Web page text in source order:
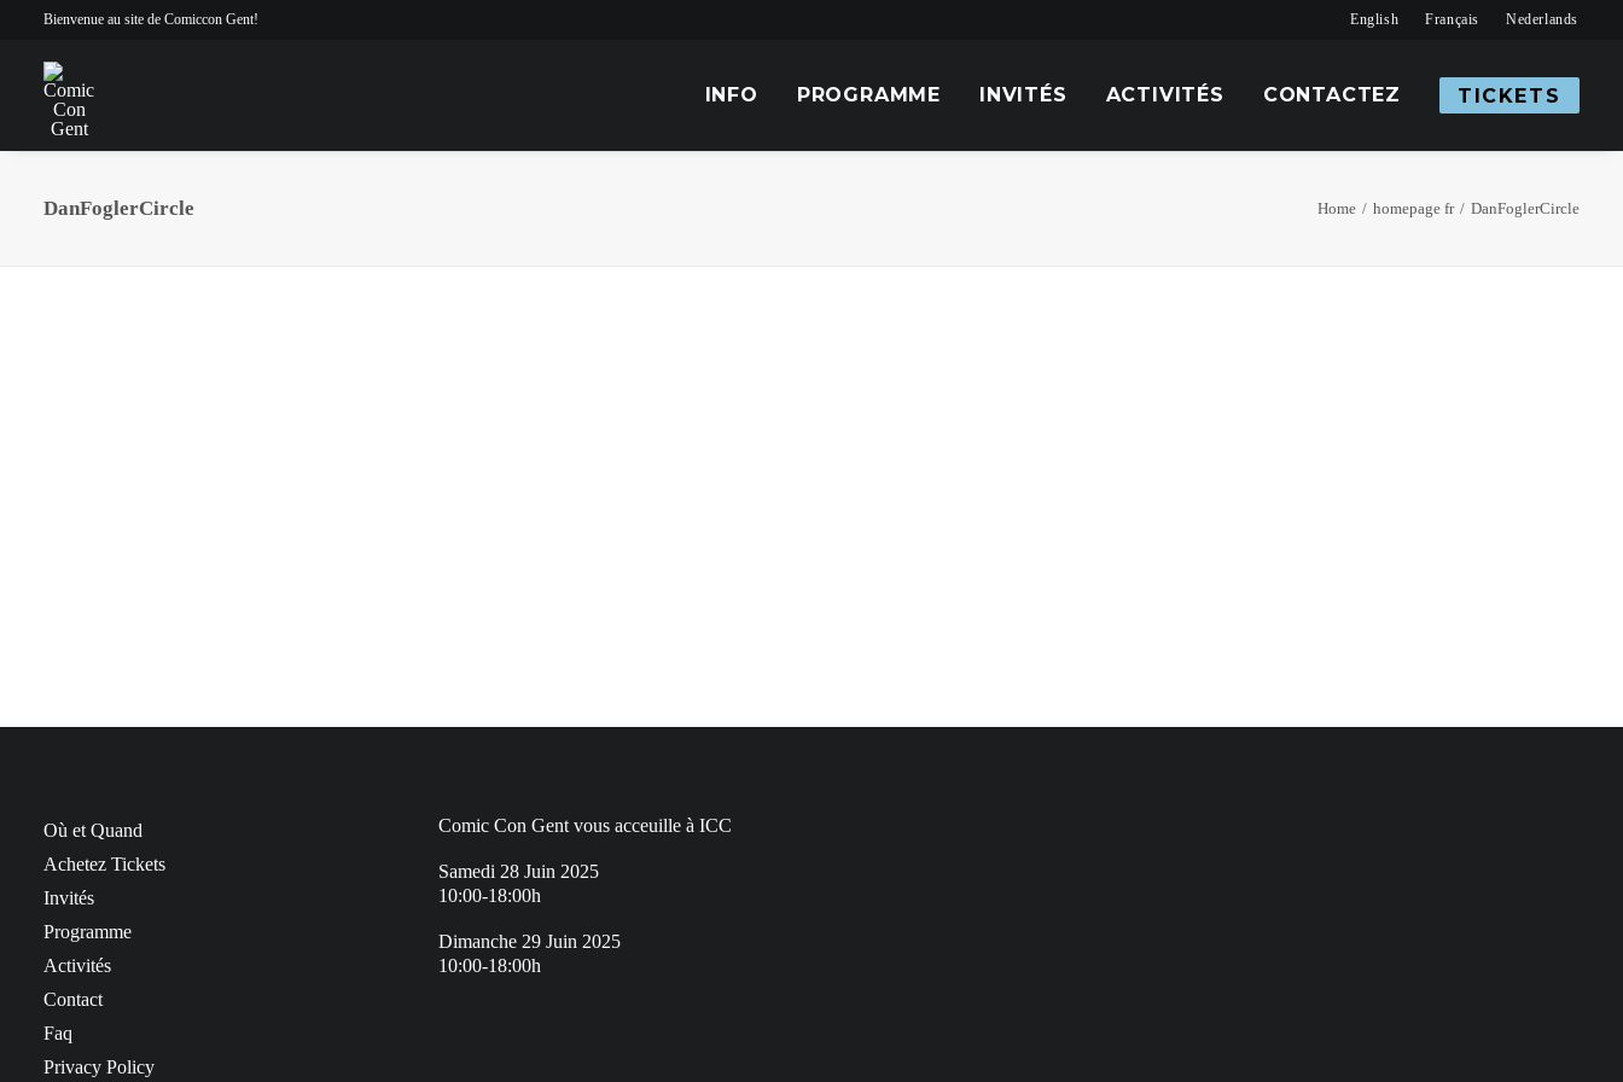
Bienvenue au site de Comiccon Gent! English Français Nederlands
INFO PROGRAMME INVITÉS ACTIVITÉS CONTACTEZ TICKETS
DanFoglerCircle Home homepage fr DanFoglerCircle
Où et Quand
Achetez Tickets
Invités
Programme
Activités
Contact
Faq
Privacy Policy
Comic Con Gent vous acceuille à ICC
Samedi 28 Juin 2025
10:00-18:00h
Dimanche 29 Juin 2025
10:00-18:00h